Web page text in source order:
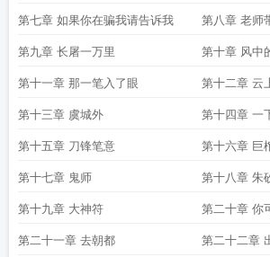
个学院神符 瓜嫂 下架神符游戏辅助 神符师颜瑟是
示神符匕首有啥用神筋疼怎么办 五路财神符神符
么神符咒语大全神符骗局 神符之语查询 神符山简
成公式奏请玉皇上帝门 神符骗局任务怎么做神符贴
说神符号天龙八部手游72级神器需要多少神符天师
里神符书大全 神符图片 暗黑4暗金神符神符金仙笔
第七章 如果你在骗我请告诉我 第八章 老师
第九章 长屠一万里 第十章 风中
第十一章 那一笔入了眼 第十二章 云
第十三章 虞城外
第十五章 刀锋笔意 第十六章 巨
第十七章 鬼师 第十八章 朱
第十九章 大神符 第二十章 你
第二十一章 去朝都 第二十二章